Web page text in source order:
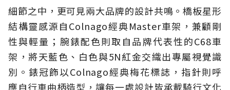
細節之中，更可見兩大品牌的設計共鳴。橋板星形
結構靈感源自Colnago經典Master車架，兼顧剛
性與輕量；腕錶配色則取自品牌代表性的C68車
架，將天藍色、白色與5N紅金交織出專屬視覺識
別。錶冠飾以Colnago經典梅花標誌，指針則呼
應自行車曲柄造型，讓每一處設計皆承載騎行文化